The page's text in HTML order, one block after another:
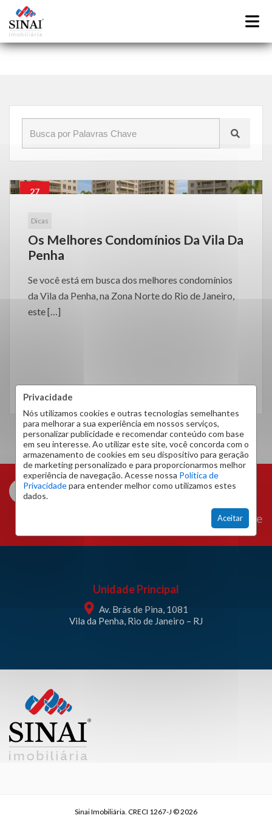
Início» Blog
Privacidade
Nós utilizamos cookies e outras tecnologias semelhantes
para melhorar a sua experiência em nossos serviços,
personalizar publicidade e recomendar conteúdo com base
em seu interesse. Ao utilizar este site, você concorda com o
armazenamento de cookies em seu dispositivo para geração
de marketing personalizado e para proporcionarmos melhor
experiência de navegação. Acesse nossa Política de
Privacidadepara entender melhor como utilizamos estes
dados.
Aceitar
27
Dicas
Os Melhores Condomínios Da Vila Da
Penha
Se você está em busca dos melhores condomínios
da Vila da Penha, na Zona Norte do Rio de Janeiro,
este […]
Área do Cliente
Unidade Principal
Av. Brás de Pina, 1081
Vila da Penha, Rio de Janeiro – RJ
Sinai Imobiliária. CRECI 1267-J © 2026